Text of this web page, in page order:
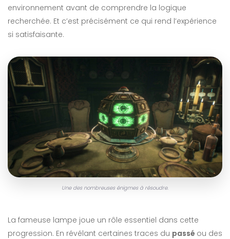
environnement avant de comprendre la logique
recherchée. Et c’est précisément ce qui rend l’expérience
si satisfaisante.
Une des nombreuses énigmes à résoudre.
La fameuse lampe joue un rôle essentiel dans cette
progression. En révélant certaines traces du passé ou des